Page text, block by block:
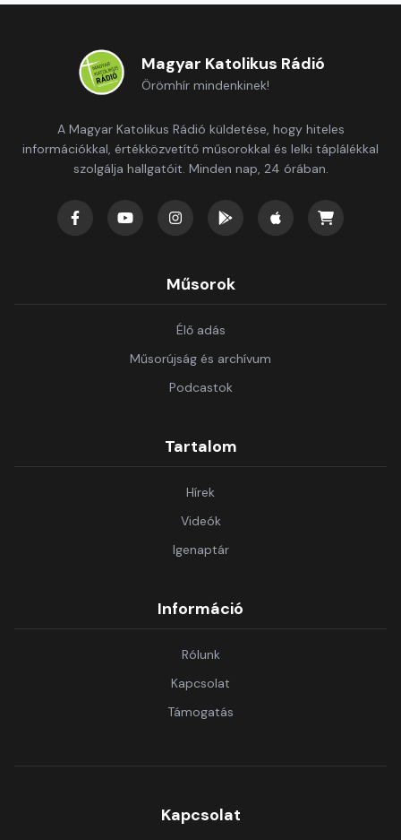
Magyar Katolikus Rádió
Örömhír mindenkinek!
A Magyar Katolikus Rádió küldetése, hogy hiteles
információkkal, értékközvetítő műsorokkal és lelki táplálékkal
szolgálja hallgatóit. Minden nap, 24 órában.
Műsorok
Élő adás
Műsorújság és archívum
Podcastok
Tartalom
Hírek
Videók
Igenaptár
Információ
Rólunk
Kapcsolat
Támogatás
Kapcsolat